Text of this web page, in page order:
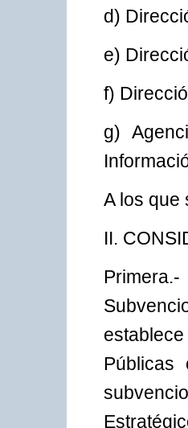
d)
e)
f)
g)
A los que
II.
Públicas